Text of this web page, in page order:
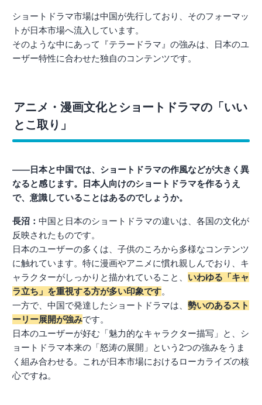
ショートドラマ市場は中国が先行しており、そのフォーマッ
トが日本市場へ流入しています。
そのような中にあって『テラードラマ』の強みは、日本のユ
ーザー特性に合わせた独自のコンテンツです。
アニメ・漫画文化とショートドラマの「いい
とこ取り」
――日本と中国では、ショートドラマの作風などが大きく異
なると感じます。日本人向けのショートドラマを作るうえ
で、意識していることはあるのでしょうか。
長沼： 中国と日本のショートドラマの違いは、各国の文化が
反映されたものです。
日本のユーザーの多くは、子供のころから多様なコンテンツ
に触れています。特に漫画やアニメに慣れ親しんでおり、キ
ャラクターがしっかりと描かれていること、 いわゆる「キャ
ラ立ち」を重視する方が多い印象です。
一方で、中国で発達したショートドラマは、 勢いのあるスト
ーリー展開が強みです。
日本のユーザーが好む「魅力的なキャラクター描写」と、シ
ョートドラマ本来の「怒涛の展開」という2つの強みをうま
く組み合わせる。これが日本市場におけるローカライズの核
心ですね。